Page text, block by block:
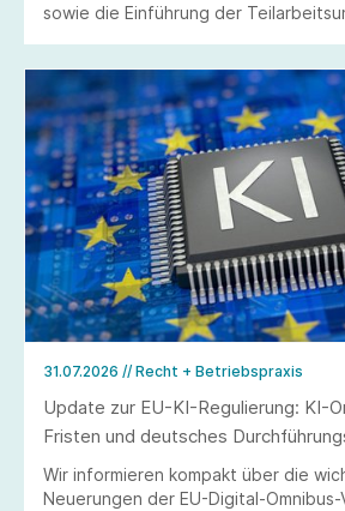
sowie die Einführung der
31.07.2026 // Recht + Betriebspraxis
Update zur EU-KI-Regulierung: KI-
Fristen und deutsches
Wir informieren kompakt über die
Neuerungen der EU-Digital-